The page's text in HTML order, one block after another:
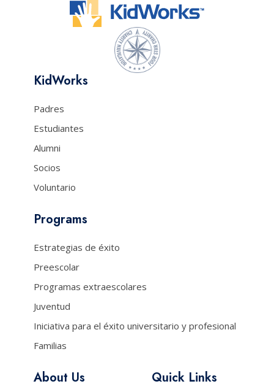
KidWorks
Padres
Estudiantes
Alumni
Socios
Voluntario
Programs
Estrategias de éxito
Preescolar
Programas extraescolares
Juventud
Iniciativa para el éxito universitario y profesional
Familias
About Us Quick Links